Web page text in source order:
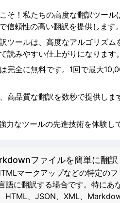
そ！私たちの高度な翻訳ツー
信頼性の高い翻訳を提供します。
ツールは、高度なアルゴリズ
読みやすい仕上がりになります。
完全に無料です。1回で最大
高品質な翻訳を数秒で提供し
力なツールの先進技術を体験し
ファイルを簡単に翻訳
マークアップなどの特定の
語に翻訳する場合です。特に
HTML、JSON、XML、